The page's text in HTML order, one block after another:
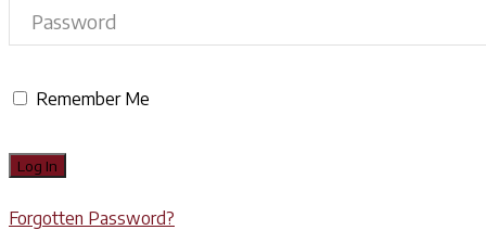
Remember Me
Forgotten Password?